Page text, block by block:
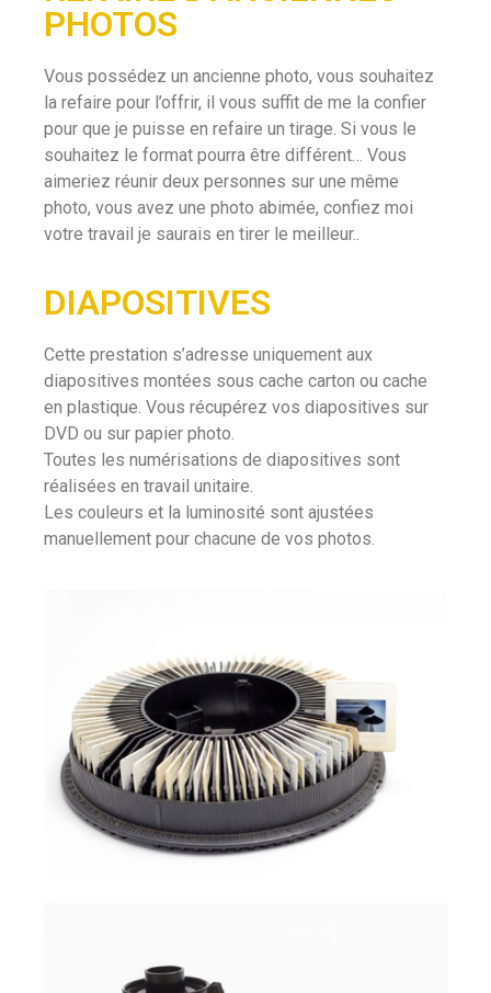
PHOTOS
Vous possédez un ancienne photo, vous souhaitez
la refaire pour l’offrir, il vous suffit de me la confier
pour que je puisse en refaire un tirage. Si vous le
souhaitez le format pourra être différent… Vous
aimeriez réunir deux personnes sur une même
photo, vous avez une photo abimée, confiez moi
votre travail je saurais en tirer le meilleur..
DIAPOSITIVES
Cette prestation s’adresse uniquement aux
diapositives montées sous cache carton ou cache
en plastique. Vous récupérez vos diapositives sur
DVD ou sur papier photo.
Toutes les numérisations de diapositives sont
réalisées en travail unitaire.
Les couleurs et la luminosité sont ajustées
manuellement pour chacune de vos photos.